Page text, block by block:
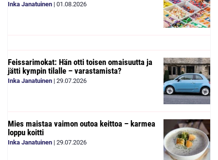
Inka Janatuinen | 01.08.2026
Feissarimokat: Hän otti toisen omaisuutta ja
jätti kympin tilalle – varastamista?
Inka Janatuinen | 29.07.2026
Mies maistaa vaimon outoa keittoa – karmea
loppu koitti
Inka Janatuinen | 29.07.2026